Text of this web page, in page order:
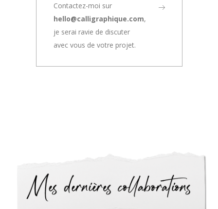
Contactez-moi sur
hello@calligraphique.com,
je serai ravie de discuter
avec vous de votre projet.